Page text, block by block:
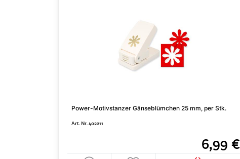
Power-Motivstanzer Gänseblümchen 25 mm, per Stk.
Art. Nr. 402211
6,99 €